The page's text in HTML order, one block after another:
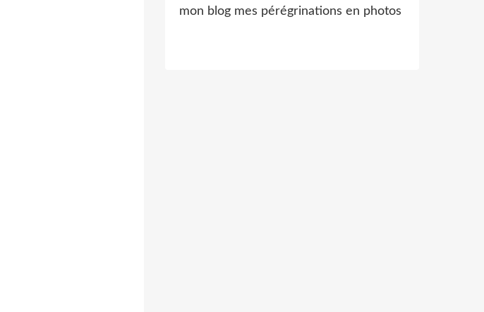
mon blog mes pérégrinations en photos